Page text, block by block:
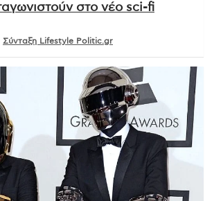
στο νέο sci-fi
Σύνταξη Lifestyle Politic.gr